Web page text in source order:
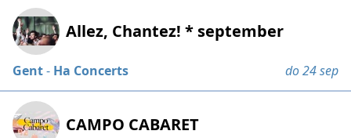
Allez, Chantez! * september
Gent- Ha Concerts do 24 sep
CAMPO CABARET